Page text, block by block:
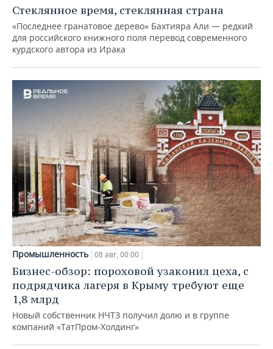
Стеклянное время, стеклянная страна
«Последнее гранатовое дерево» Бахтияра Али — редкий
для российского книжного поля перевод современного
курдского автора из Ирака
Промышленность 08 авг, 00:00
Бизнес-обзор: пороховой узаконил цеха, с
подрядчика лагеря в Крыму требуют еще
1,8 млрд
Новый собственник НЧТЗ получил долю и в группе
компаний «ТатПром-Холдинг»